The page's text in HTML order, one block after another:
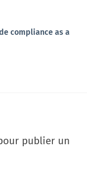
compliance as a
publier un